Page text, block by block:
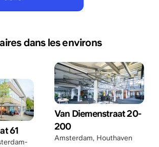
dans les environs
61
Van Diemenstraat 20-
200
Amsterdam, Houthaven